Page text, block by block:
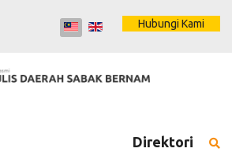
Hubungi Kami
Direktori